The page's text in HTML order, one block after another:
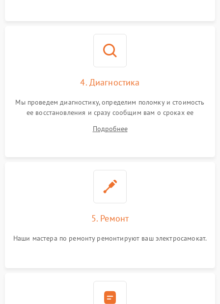
4. Диагностика
Мы проведем диагностику, определим поломку и стоимость
ее восстановления и сразу сообщим вам о сроках ее
Подробнее
5. Ремонт
Наши мастера по ремонту ремонтируют ваш электросамокат.